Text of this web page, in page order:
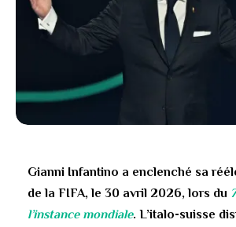
Gianni Infantino a enclenché sa
de la FIFA, le 30 avril 2026, lors du
l’instance mondiale. L’italo-suisse